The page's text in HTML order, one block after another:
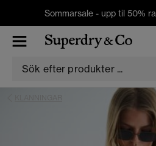
Sommarsale - upp til 50%